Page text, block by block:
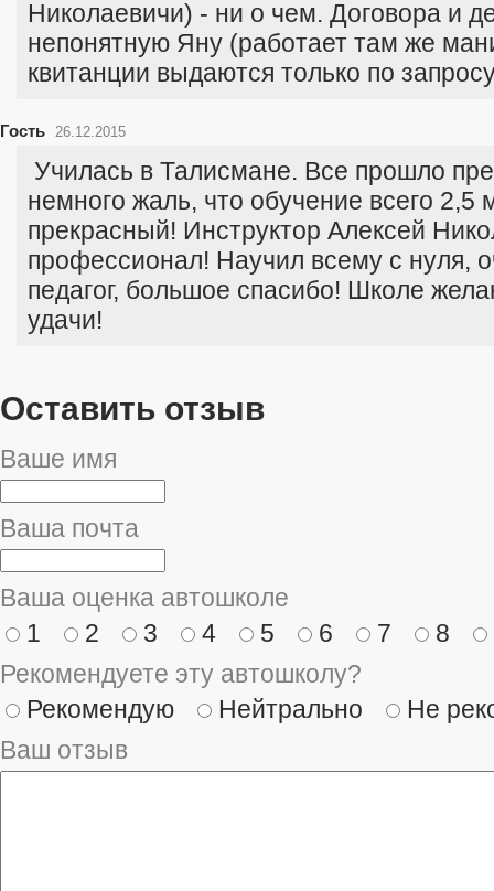
Николаевичи) - ни о чем. Договора и
непонятную Яну (работает там же
квитанции выдаются только по
Гость 26.12.2015
Училась в Талисмане. Все прошло
немного жаль, что обучение всего 2,5
прекрасный! Инструктор Алексей
профессионал! Научил всему с нуля,
педагог, большое спасибо! Школе
удачи!
Оставить отзыв
Ваше имя
Ваша почта
Ваша оценка автошколе
1
2 3 4 5 6 7
8
Рекомендуете эту автошколу?
Рекомендую
Нейтрально
Не
Ваш отзыв